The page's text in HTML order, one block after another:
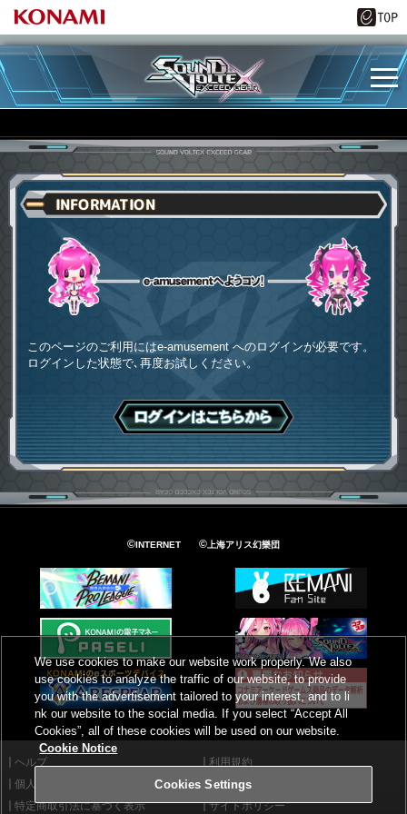
INFORMATION
このページのご利用にはe-amusement へのログインが必要です。
ログインした状態で､再度お試しください。
ログインはこちら
©INTERNET ©上海アリス幻樂団
ヘルプ
利用規約
個人情報等保護方針
外部送信について
特定商取引法に基づく表示
サイトポリシー
We use cookies to make our website work properly. We also
use cookies to analyze the traffic of our website, to provide
you with the advertisement tailored to your interest, and to li
nk our website to the social media. If you select “Accept All
Cookies”, all of these cookies will be used on our website.
Cookie Notice
Cookies Settings